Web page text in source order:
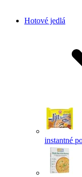
Hotové jedlá
instantné